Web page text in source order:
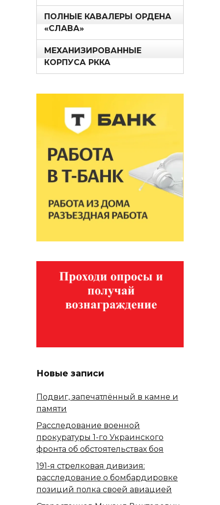
ПОЛНЫЕ КАВАЛЕРЫ ОРДЕНА
«СЛАВА»
МЕХАНИЗИРОВАННЫЕ
КОРПУСА РККА
Новые записи
Подвиг, запечатлённый в камне и
памяти
Расследование военной
прокуратуры 1-го Украинского
фронта об обстоятельствах боя
191-я стрелковая дивизия:
расследование о бомбардировке
позиций полка своей авиацией